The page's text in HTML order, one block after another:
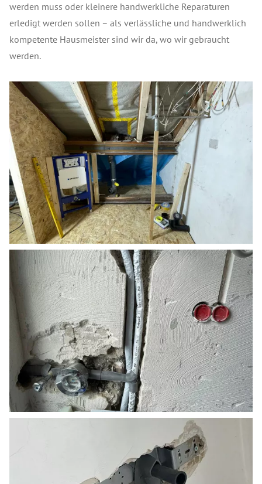
werden muss oder kleinere handwerkliche Reparaturen
erledigt werden sollen – als verlässliche und handwerklich
kompetente Hausmeister sind wir da, wo wir gebraucht
werden.